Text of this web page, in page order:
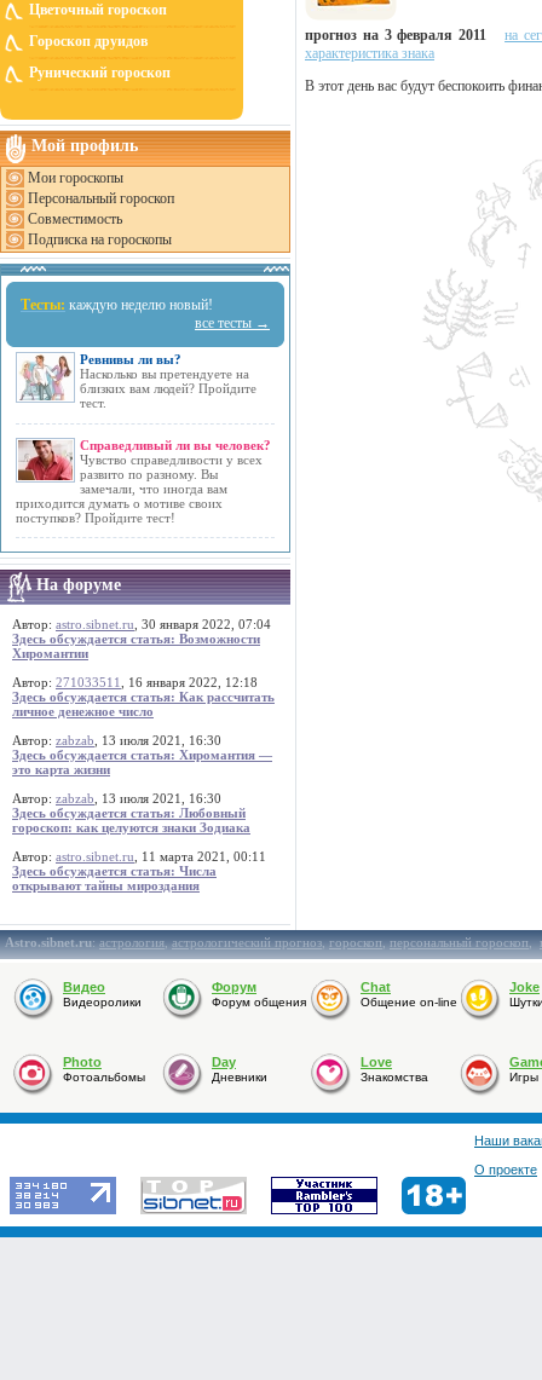
Цветочный гороскоп
Гороскоп друидов
Рунический гороскоп
Мой профиль
Мои гороскопы
Персональный гороскоп
Совместимость
Подписка на гороскопы
Тесты: каждую неделю новый!
все тесты →
Ревнивы ли вы?
Насколько вы претендуете на
близких вам людей? Пройдите
тест.
Справедливый ли вы человек?
Чувство справедливости у всех
развито по разному. Вы
замечали, что иногда вам
приходится думать о мотиве своих
поступков? Пройдите тест!
На форуме
Автор: astro.sibnet.ru , 30 января 2022, 07:04
Здесь обсуждается статья: Возможности
Хиромантии
Автор: 271033511
, 16 января 2022, 12:18
Здесь обсуждается статья: Как рассчитать
личное денежное число
Автор: zabzab , 13 июля 2021, 16:30
Здесь обсуждается статья: Хиромантия —
это карта жизни
Автор: zabzab , 13 июля 2021, 16:30
Здесь обсуждается статья: Любовный
гороскоп: как целуются знаки Зодиака
Автор: astro.sibnet.ru , 11 марта 2021, 00:11
Здесь обсуждается статья: Числа
открывают тайны мироздания
прогноз на 3 февраля 2011
на
характеристика знака
В этот день вас будут беспокоить
Astro.sibnet.ru:астрология,астрологический прогноз,гороскоп,персональный гороскоп,
Видео
Видеоролики
Форум
Форум общения
Chat
Общение on-line
Joke
Photo
Фотоальбомы
Day
Дневники
Love
Знакомства Игры
Наши
О проекте